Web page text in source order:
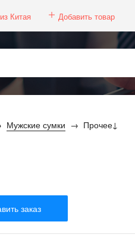
Китая Добавить товар
Мужские сумки Прочее
заказ